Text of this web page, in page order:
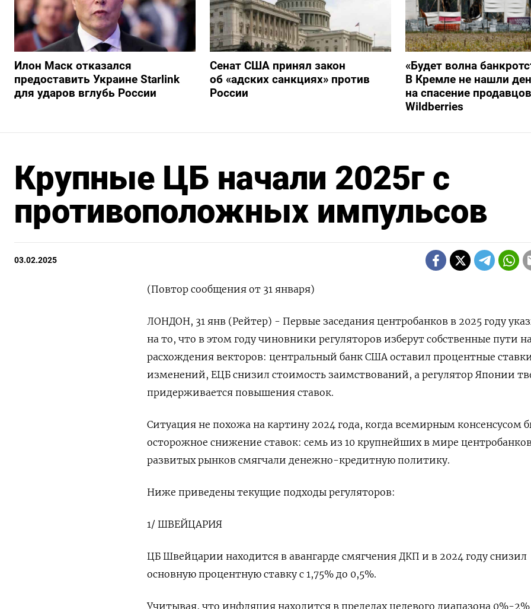
Илон Маск отказался
предоставить Украине Starlink
для ударов вглубь России
Сенат США принял закон
об «адских санкциях» против
России
«Будет волна
В Кремле не нашли
на спасение продавцов
Wildberries
Крупные ЦБ начали 2025г с
противоположных импульсов
03.02.2025
(Повтор сообщения от 31 января)
ЛОНДОН, 31 янв (Рейтер) - Первые заседания центробанков в 2025 году
на то, что в этом году чиновники регуляторов изберут собственные пути
расхождения векторов: центральный банк США оставил процентные
изменений, ЕЦБ снизил стоимость заимствований, а регулятор Японии
придерживается повышения ставок.
Ситуация не похожа на картину 2024 года, когда всемирным консенсусом
осторожное снижение ставок: семь из 10 крупнейших в мире
развитых рынков смягчали денежно-кредитную политику.
Ниже приведены текущие подходы регуляторов:
1/ ШВЕЙЦАРИЯ
ЦБ Швейцарии находится в авангарде смягчения ДКП и в 2024 году снизил
основную процентную ставку с 1,75% до 0,5%.
Учитывая, что инфляция находится в пределах целевого диапазона 0%-